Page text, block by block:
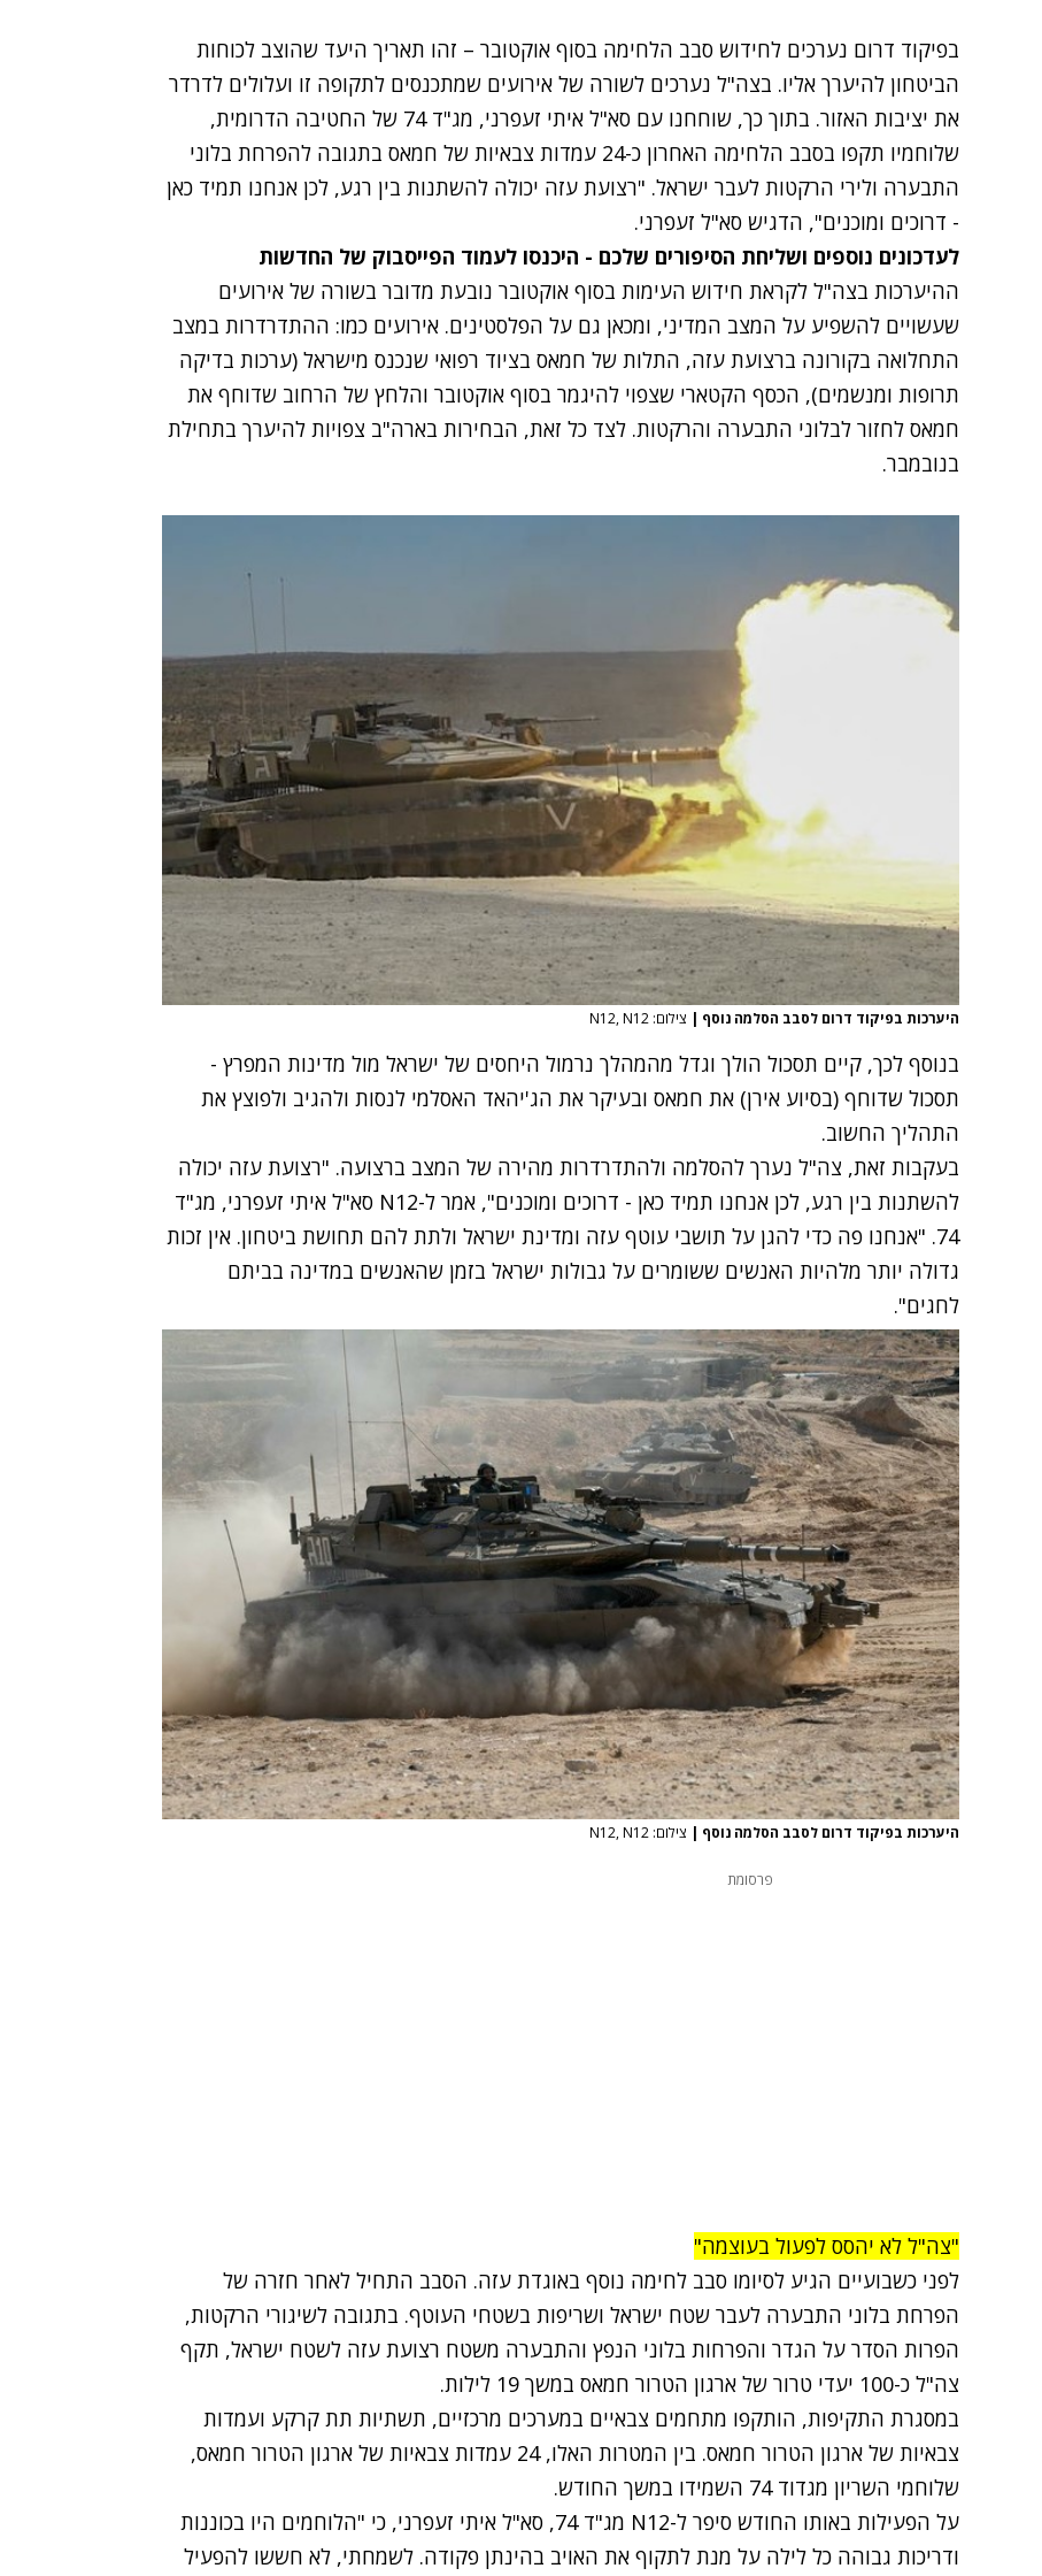
בפיקוד דרום נערכים לחידוש סבב הלחימה בסוף אוקטובר – זהו תאריך היעד שהוצב לכוחות
הביטחון להיערך אליו. בצה"ל נערכים לשורה של אירועים שמתכנסים לתקופה זו ועלולים לדרדר
את יציבות האזור. בתוך כך, שוחחנו עם סא"ל איתי זעפרני, מג"ד 74 של החטיבה הדרומית,
שלוחמיו תקפו בסבב הלחימה האחרון כ-24 עמדות צבאיות של חמאס בתגובה להפרחת בלוני
התבערה ולירי הרקטות לעבר ישראל. "רצועת עזה יכולה להשתנות בין רגע, לכן אנחנו תמיד כאן
- דרוכים ומוכנים", הדגיש סא"ל זעפרני.
לעדכונים נוספים ושליחת הסיפורים שלכם - היכנסו לעמוד הפייסבוק של החדשות
ההיערכות בצה"ל לקראת חידוש העימות בסוף אוקטובר נובעת מדובר בשורה של אירועים
שעשויים להשפיע על המצב המדיני, ומכאן גם על הפלסטינים. אירועים כמו: ההתדרדרות במצב
התחלואה בקורונה ברצועת עזה, התלות של חמאס בציוד רפואי שנכנס מישראל (ערכות בדיקה
תרופות ומנשמים), הכסף הקטארי שצפוי להיגמר בסוף אוקטובר והלחץ של הרחוב שדוחף את
חמאס לחזור לבלוני התבערה והרקטות. לצד כל זאת, הבחירות בארה"ב צפויות להיערך בתחילת
בנובמבר.
היערכות בפיקוד דרום לסבב הסלמה נוסף | צילום: N12, N12
בנוסף לכך, קיים תסכול הולך וגדל מהמהלך נרמול היחסים של ישראל מול מדינות המפרץ -
תסכול שדוחף (בסיוע אירן) את חמאס ובעיקר את הג'יהאד האסלמי לנסות ולהגיב ולפוצץ את
התהליך החשוב.
בעקבות זאת, צה"ל נערך להסלמה ולהתדרדרות מהירה של המצב ברצועה. "רצועת עזה יכולה
להשתנות בין רגע, לכן אנחנו תמיד כאן - דרוכים ומוכנים", אמר ל-N12
סא"ל איתי זעפרני, מג"ד
74. "אנחנו פה כדי להגן על תושבי עוטף עזה ומדינת ישראל ולתת להם תחושת ביטחון. אין זכות
גדולה יותר מלהיות האנשים ששומרים על גבולות ישראל בזמן שהאנשים במדינה בביתם
לחגים".
היערכות בפיקוד דרום לסבב הסלמה נוסף | צילום: N12, N12
פרסומת
"צה"ל לא יהסס לפעול בעוצמה"
לפני כשבועיים הגיע לסיומו סבב לחימה נוסף באוגדת עזה. הסבב התחיל לאחר חזרה של
הפרחת בלוני התבערה לעבר שטח ישראל ושריפות בשטחי העוטף. בתגובה לשיגורי הרקטות,
הפרות הסדר על הגדר והפרחות בלוני הנפץ והתבערה משטח רצועת עזה לשטח ישראל, תקף
צה"ל כ-100 יעדי טרור של ארגון הטרור חמאס במשך 19 לילות.
במסגרת התקיפות, הותקפו מתחמים צבאיים במערכים מרכזיים, תשתיות תת קרקע ועמדות
צבאיות של ארגון הטרור חמאס. בין המטרות האלו, 24 עמדות צבאיות של ארגון הטרור חמאס,
שלוחמי השריון מגדוד 74 השמידו במשך החודש.
על הפעילות באותו החודש סיפר ל-N12
מג"ד 74, סא"ל איתי זעפרני, כי "הלוחמים היו בכוננות
ודריכות גבוהה כל לילה על מנת לתקוף את האויב בהינתן פקודה. לשמחתי, לא חששו להפעיל